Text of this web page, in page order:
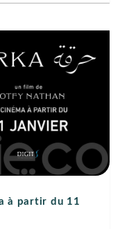
à partir du 11